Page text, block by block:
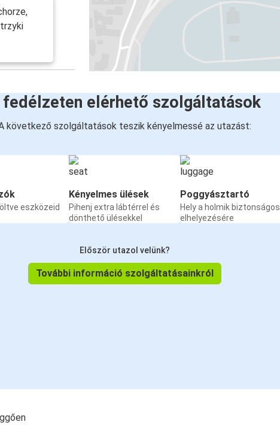
fedélzeten elérhető szolgáltatások
következő szolgáltatások teszik kényelmessé az utazást:
eszközeid
Kényelmes ülések
Pihenj extra lábtérrel és
dönthető ülésekkel
Poggyásztartó
Hely a holmik biztonságos
elhelyezésére
Először utazol velünk?
További információ szolgáltatásainkról